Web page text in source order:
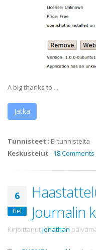
A big thanks to ...
Jatka
Tunnisteet : Ei tunnisteita
Keskustelut : 18 Comments
6
Hel
Journalin
KirjoittanutJonathan